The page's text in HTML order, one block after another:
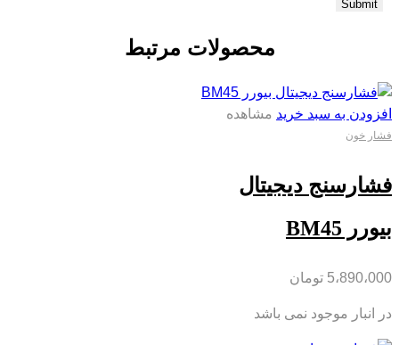
محصولات مرتبط
افزودن به سبد خرید مشاهده
فشار خون
فشارسنج دیجیتال
بیورر BM45
5،890،000 تومان
در انبار موجود نمی باشد